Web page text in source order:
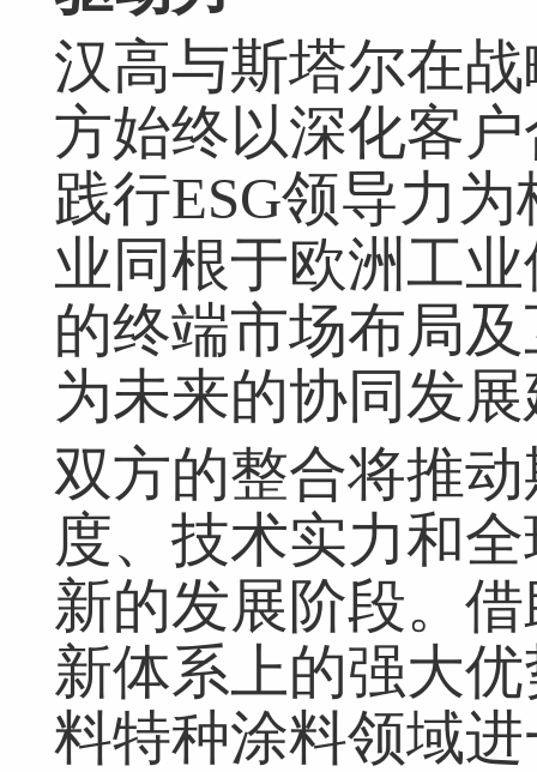
汉高与斯塔尔在
方始终以深化客
践行ESG领导力
业同根于欧洲工
的终端市场布局
为未来的协同发
双方的整合将推
度、技术实力和
新的发展阶段。
新体系上的强大
料特种涂料领域